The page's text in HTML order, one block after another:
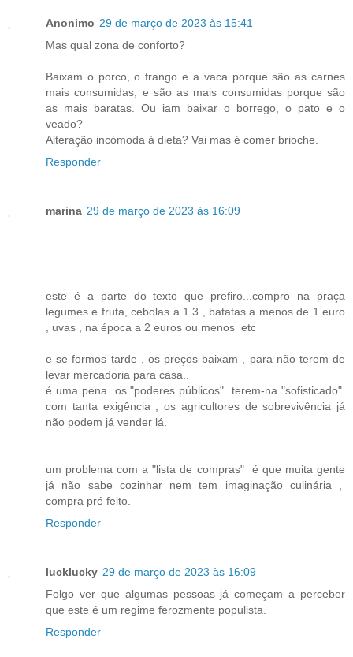
Anonimo 29 de março de 2023 às 15:41
Mas qual zona de conforto?
Baixam o porco, o frango e a vaca porque são as carnes
mais consumidas, e são as mais consumidas porque são
as mais baratas. Ou iam baixar o borrego, o pato e o
veado?
Alteração incómoda à dieta? Vai mas é comer brioche.
Responder
marina 29 de março de 2023 às 16:09
este é a parte do texto que prefiro...compro na praça
legumes e fruta, cebolas a 1.3 , batatas a menos de 1 euro
, uvas , na época a 2 euros ou menos etc
e se formos tarde , os preços baixam , para não terem de
levar mercadoria para casa..
é uma pena os "poderes públicos" terem-na "sofisticado"
com tanta exigência , os agricultores de sobrevivência já
não podem já vender lá.
um problema com a "lista de compras" é que muita gente
já não sabe cozinhar nem tem imaginação culinária ,
compra pré feito.
Responder
lucklucky 29 de março de 2023 às 16:09
Folgo ver que algumas pessoas já começam a perceber
que este é um regime ferozmente populista.
Responder